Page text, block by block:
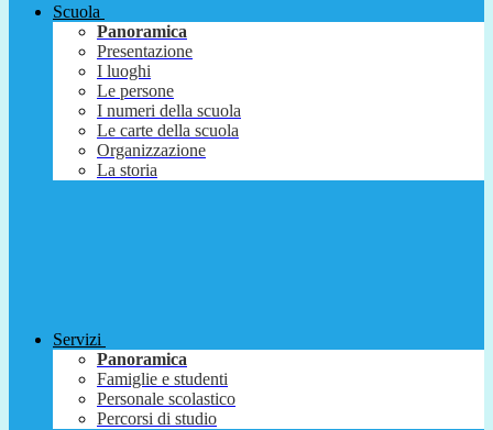
Scuola
Panoramica
Presentazione
I luoghi
Le persone
I numeri della scuola
Le carte della scuola
Organizzazione
La storia
Servizi
Panoramica
Famiglie e studenti
Personale scolastico
Percorsi di studio